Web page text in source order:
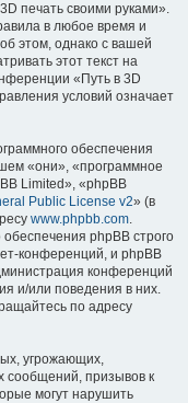
печать своими руками».
в любое время и
этом, однако с вашей
этот текст на
«Путь в 3D
условий означает
обеспечения
«они», «программное
Limited», «phpBB
Public License v2» (в
www.phpbb.com.
phpBB строго
конференций, и phpBB
конференций
и/или поведения в них.
по адресу
угрожающих,
сообщений, призывов к
могут нарушить